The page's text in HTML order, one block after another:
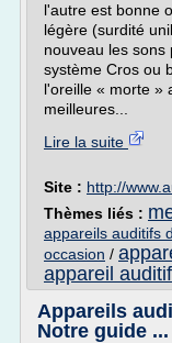
l'autre est bonne
légère (surdité
nouveau les sons
système Cros ou
l'oreille « morte »
meilleures...
Lire la suite
Site : http://
Thèmes liés :
appareils auditifs
occasion /
appareil auditif
Appareils
Notre guide ...